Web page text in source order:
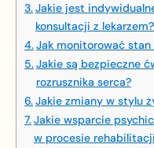
Jakie jest
konsultacji z lekarzem?
Jak monitorować
Jakie są bezpieczne
rozrusznika serca?
Jakie zmiany w stylu
Jakie wsparcie
w procesie